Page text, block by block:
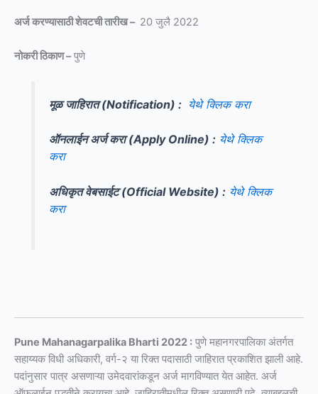
अर्ज करण्यासाठी शेवटची तारीख – 20 जुलै 2022
नोकरी ठिकाण –पुणे
मूळ जाहिरात (Notification) : येथे क्लिक करा
ऑनलाईन अर्ज करा (Apply Online) : येथे क्लिक
करा
अधिकृत वेबसाईट (Official Website) : येथे क्लिक
करा
Pune Mahanagarpalika Bharti 2022 : पुणे महानगरपालिका अंतर्गत
सहाय्यक विधी अधिकारी, वर्ग-२ या रिक्त पदासाठी जाहिरात प्रकाशित झाली आहे.
पदांनुसार पात्र असणाऱ्या उमेदवारांकडून अर्ज मागविण्यात येत आहेत. अर्ज